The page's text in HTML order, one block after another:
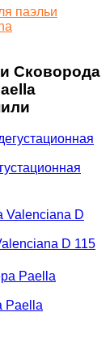
паэльи
Сковорода
D 115
Paella